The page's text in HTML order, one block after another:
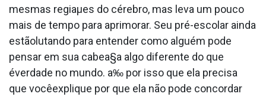
mesmas regiaµes do cérebro, mas leva um pouco
mais de tempo para aprimorar. Seu pré-escolar ainda
estãolutando para entender como alguém pode
pensar em sua cabea§a algo diferente do que
éverdade no mundo. a‰ por isso que ela precisa
que vocêexplique por que ela não pode concordar